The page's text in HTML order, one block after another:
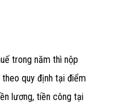
trong năm thì nộp
quy định tại điểm
lương, tiền công tại